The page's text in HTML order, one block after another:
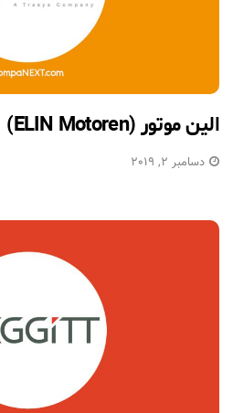
الین موتور (ELIN Motoren)
دسامبر 2, 2019